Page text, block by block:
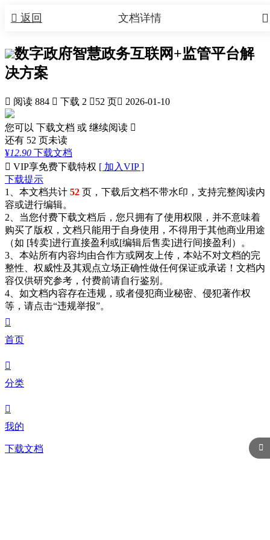
 返回 
文档详情
数字政府智慧政务互联网+监管平台解
决方案
 阅读 884  下载 2 52 页 2026-01-10
您可以 下载文档 或 继续阅读 
还有 52 页未读
¥12.90 下载文档
 VIP享免费下载特权 [ 加入VIP ]
下载提示
1、本文档共计 52 页，下载后文档不带水印，支持完整阅读内
容或进行编辑。
2、当您付费下载文档后，您只拥有了使用权限，并不意味着
购买了版权，文档只能用于自身使用，不得用于其他商业用途
（如 [转卖]进行直接盈利或[编辑后售卖]进行间接盈利）。
3、本站所有内容均由合作方或网友上传，本站不对文档的完
整性、权威性及其观点立场正确性做任何保证或承诺！文档内
容仅供研究参考，付费前请自行鉴别。
4、如文档内容存在违规，或者侵犯商业秘密、侵犯著作权
等，请点击“违规举报”。


首页

分类

我的
下载文档